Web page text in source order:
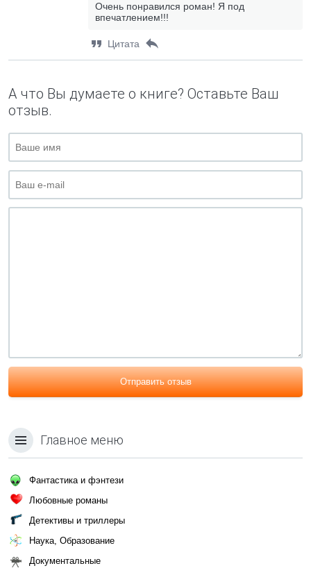
Очень понравился роман! Я под
впечатлением!!!
Цитата
А что Вы думаете о книге? Оставьте Ваш
отзыв.
Отправить отзыв
Главное меню
Фантастика и фэнтези
Любовные романы
Детективы и триллеры
Наука, Образование
Документальные